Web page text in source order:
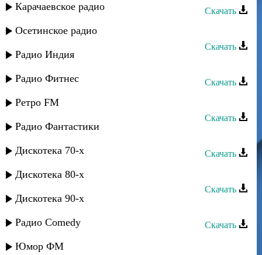
Карачаевское радио
Осетинское радио
Радио Индия
Радио Фитнес
Ретро FM
Радио Фантастики
Дискотека 70-х
Дискотека 80-х
Дискотека 90-х
Радио Comedy
Юмор ФМ
Скачать
Тарлан Мамедов - Марал я вун
Скачать
Скачать
Даниял Казиев - Лезги мани
Скачать
Тарлан Мамедов - Каина
Скачать
Тарлан Мамедов - Отец
Скачать
Скачать
Тарлан Мамедов - Чан алагуз